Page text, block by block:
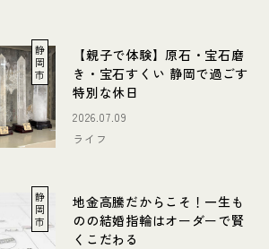
静
岡
市
【親子で体験】原石・宝石磨
き・宝石すくい 静岡で過ごす
特別な休日
2026.07.09
ライフ
静
岡
市
地金高騰だからこそ！一生も
のの結婚指輪はオーダーで賢
くこだわる